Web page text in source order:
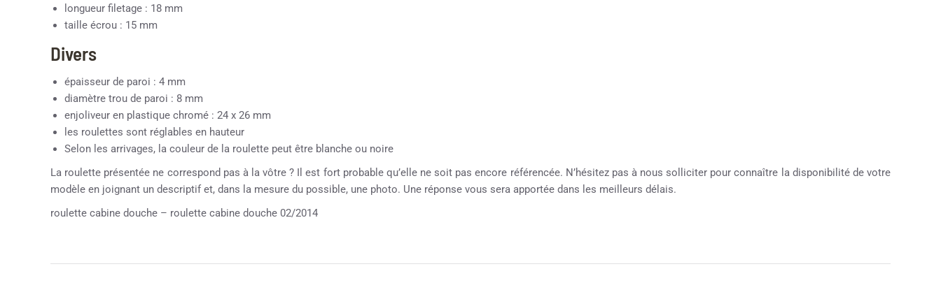
longueur filetage : 18 mm
taille écrou : 15 mm
Divers
épaisseur de paroi : 4 mm
diamètre trou de paroi : 8 mm
enjoliveur en plastique chromé : 24 x 26 mm
les roulettes sont réglables en hauteur
Selon les arrivages, la couleur de la roulette peut être blanche ou noire
La roulette présentée ne correspond pas à la vôtre ? Il est fort probable qu’elle ne soit pas encore référencée. N’hésitez pas à nous solliciter pour connaître la disponibilité de votre
modèle en joignant un descriptif et, dans la mesure du possible, une photo. Une réponse vous sera apportée dans les meilleurs délais.
roulette cabine douche – roulette cabine douche 02/2014